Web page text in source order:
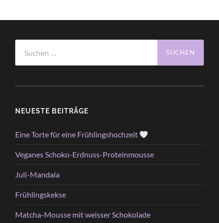
nach:
NEUESTE BEITRÄGE
Eine Torte für eine Frühlingshochzeit
Veganes Schoko-Erdnuss-Proteinmousse
Juli-Mandala
Frühlingskekse
Matcha-Mousse mit weisser Schokolade